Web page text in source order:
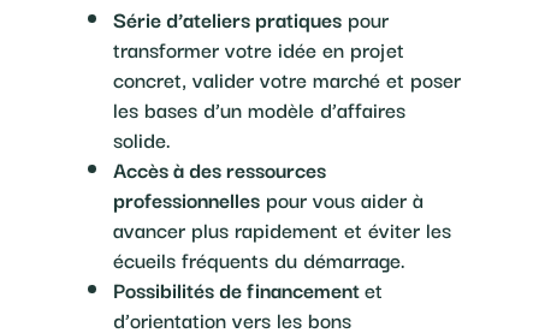
Série d’ateliers pratiques pour
transformer votre idée en projet
concret, valider votre marché et poser
les bases d’un modèle d’affaires
solide.
Accès à des ressources
professionnelles pour vous aider à
avancer plus rapidement et éviter les
écueils fréquents du démarrage.
Possibilités de financementet
d’orientation vers les bons